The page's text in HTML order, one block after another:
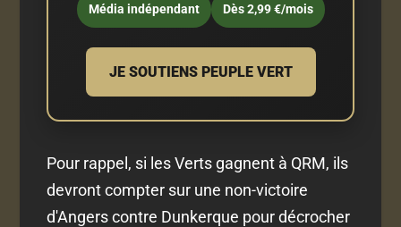
Média indépendant Dès 2,99 €/mois
JE SOUTIENS PEUPLE VERT
Pour rappel, si les Verts gagnent à QRM, ils
devront compter sur une non-victoire
d'Angers contre Dunkerque pour décrocher